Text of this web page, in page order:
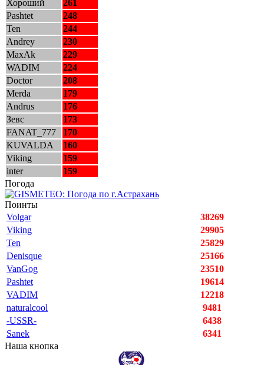
Хороший
261
Pashtet
248
Ten
244
Andrey
230
MaxAk
229
WADIM
224
Doctor
208
Merda
179
Andrus
176
Зевс
173
FANAT_777
170
KUVALDA
160
Viking
159
inter
159
Погода
Поинты
Volgar
38269
Viking
29905
Ten
25829
Denisque
25166
VanGog
23510
Pashtet
19614
VADIM
12218
naturalcool
9481
-USSR-
6438
Sanek
6341
Наша кнопка